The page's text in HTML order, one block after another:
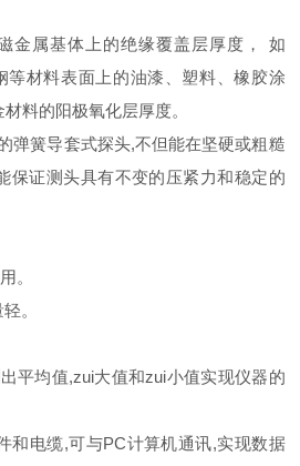
金属基体上的绝缘覆盖层厚度， 如
等材料表面上的油漆、塑料、橡胶涂
料的阳极氧化层厚度。
弹簧导套式探头,不但能在坚硬或粗糙
保证测头具有不变的压紧力和稳定的
。
。
平均值,zui大值和zui小值实现仪器的
和电缆,可与PC计算机通讯,实现数据